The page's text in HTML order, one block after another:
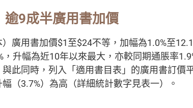
9成半廣用書加價
廣用書加價$1至$24不等，加幅為1.0%至
升幅為近10年以來最大，亦較同期通脹率
此同時，列入「適用書目表」的廣用書訂價
（3.7%）為高（詳細統計數字見表一）。